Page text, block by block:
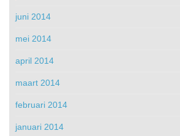
juni 2014
mei 2014
april 2014
maart 2014
februari 2014
januari 2014